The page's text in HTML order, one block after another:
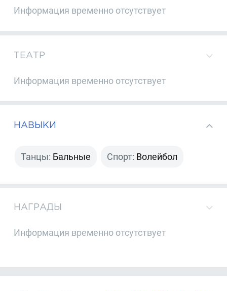
Информация временно отсутствует
ТЕАТР
Информация временно отсутствует
НАВЫКИ
Танцы: Бальные Спорт: Волейбол
НАГРАДЫ
Информация временно отсутствует